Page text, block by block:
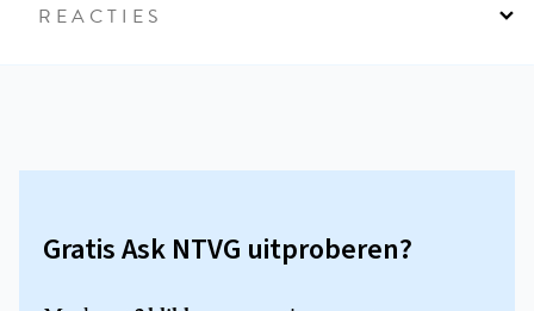
REACTIES
Gratis Ask NTVG uitproberen?